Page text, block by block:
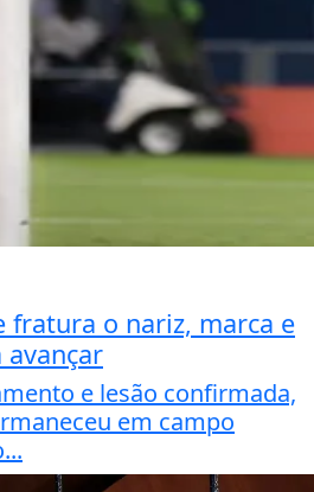
fratura o nariz, marca e
avançar
e lesão confirmada,
em campo